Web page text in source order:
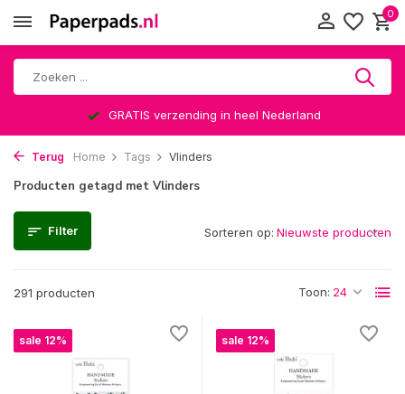
0
GRATIS verzending in heel Nederland
Terug Home Tags Vlinders
Producten getagd met Vlinders
Filter
291 producten Toon:
Sorteren op:
sale 12% sale 12%